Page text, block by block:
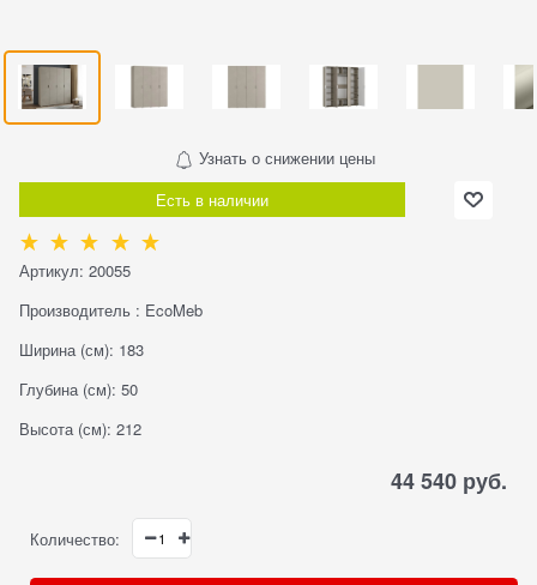
Узнать о снижении цены
Есть в наличии
Артикул: 20055
Производитель : EcoMeb
Ширина (см): 183
Глубина (см): 50
Высота (см): 212
44 540 руб.
Количество: